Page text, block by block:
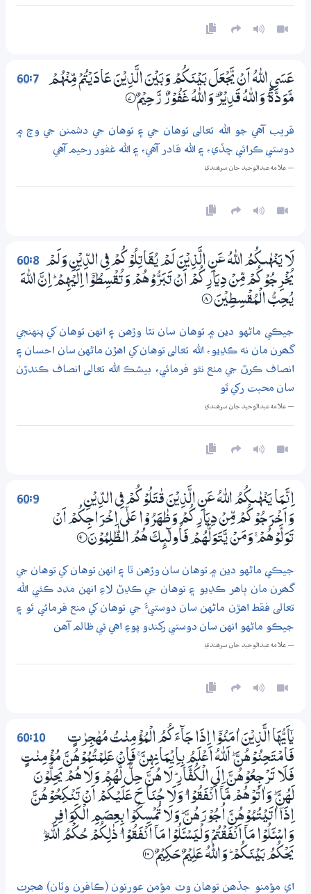
60:7
عَسَى اللّٰهُ اَنْ يَّجْعَلَ بَيْنَكُمْ وَبَيْنَ الَّذِيْنَ عَادَيْتُمْ مِّنْهُمْ
مَّوَدَّةً ۭ وَاللّٰهُ قَدِيْرٌ ۭ وَاللّٰهُ غَفُوْرٌ رَّحِيْمٌ 7‏۝
قريب آهي جو الله تعالى توهان جي ۽ توهان جي دشمنن جي وچ ۾
دوستي ڪرائي ڇڏي، ۽ الله قادر آهي، ۽ الله غفور رحيم آهي
— علامه عبدالوحيد جان سرھندي
60:8
لَا يَنْهٰىكُمُ اللّٰهُ عَنِ الَّذِيْنَ لَمْ يُقَاتِلُوْكُمْ فِي الدِّيْنِ وَلَمْ
يُخْرِجُوْكُمْ مِّنْ دِيَارِكُمْ اَنْ تَبَرُّوْهُمْ وَتُقْسِطُوْٓا اِلَيْهِمْ ۭ اِنَّ اللّٰهَ
يُـحِبُّ الْمُقْسِطِيْنَ 8‏۝
جيڪي ماڻهو دين ۾ توهان سان نٿا وڙهن ۽ انهن توهان کي پنهنجي
گھرن مان نه ڪڍيو، الله تعالى توهان کي اهڙن ماڻهن سان احسان ۽
انصاف ڪرڻ جي منع نٿو فرمائي، بيشڪ الله تعالى انصاف ڪندڙن
سان محبت رکي ٿو
— علامه عبدالوحيد جان سرھندي
60:9
اِنَّـمَا يَنْهٰىكُمُ اللّٰهُ عَنِ الَّذِيْنَ قٰتَلُوْكُمْ فِي الدِّيْنِ
وَاَخْرَجُوْكُمْ مِّنْ دِيَارِكُمْ وَظٰهَرُوْا عَلٰٓي اِخْرَاجِكُمْ اَنْ
تَوَلَّوْهُمْ ۚ وَمَنْ يَّتَوَلَّهُمْ فَاُولٰۗىِٕكَ هُمُ الظّٰلِمُوْنَ 9‏۝
جيڪي ماڻهو دين ۾ توهان سان وڙهن ٿا ۽ انهن توهان کي توهان جي
گھرن مان ٻاهر ڪڍيو ۽ توهان جي ڪڍڻ لاءِ انهن مدد ڪئي الله
تعالى فقط اهڙن ماڻهن سان دوستيءَ جي توهان کي منع فرمائي ٿو ۽
جيڪو ماڻهو انهن سان دوستي رکندو پوءِ اهي ئي ظالم آهن
— علامه عبدالوحيد جان سرھندي
60:10
يٰٓاَيُّهَا الَّذِيْنَ اٰمَنُوْٓا اِذَا جَاۗءَكُمُ الْمُؤْمِنٰتُ مُهٰجِرٰتٍ
فَامْتَحِنُوْهُنَّ ۭ اَللّٰهُ اَعْلَمُ بِـاِيْـمَانِهِنَّ ۚ فَاِنْ عَلِمْتُمُوْهُنَّ مُؤْمِنٰتٍ
فَلَا تَرْجِعُوْهُنَّ اِلَى الْكُفَّارِ ۭ لَا هُنَّ حِلٌّ لَّهُمْ وَلَا هُمْ يَحِلُّوْنَ
لَهُنَّ ۭ وَاٰتُوْهُمْ مَّآ اَنْفَقُوْا ۭ وَلَا جُنَاحَ عَلَيْكُمْ اَنْ تَنْكِحُوْهُنَّ
اِذَآ اٰتَيْتُمُوْهُنَّ اُجُوْرَهُنَّ ۭ وَلَا تُمْسِكُوْا بِعِصَمِ الْكَوَافِرِ
وَاسْـَٔــلُوْا مَآ اَنْفَقْتُمْ وَلْيَسْـَٔــلُوْا مَآ اَنْفَقُوْا ۭ ذٰلِكُمْ حُكْمُ اللّٰهِ ۭ
يَحْكُمُ بَيْنَكُمْ ۭ وَاللّٰهُ عَلِيْمٌ حَكِيْمٌ ؀10
اي مؤمنو جڏهن توهان وٽ مؤمن عورتون (ڪافرن وٽان) هجرت